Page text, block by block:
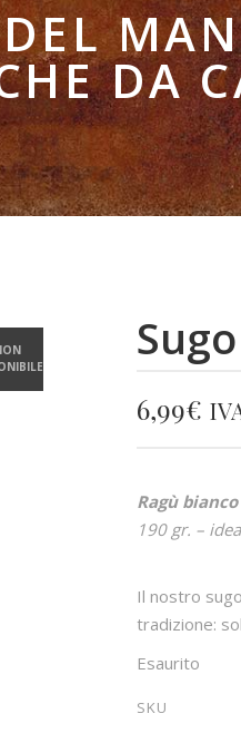
DA
6,99€
Ragù
190 gr. –
Il nostro
tradizione:
Esaurito
SKU